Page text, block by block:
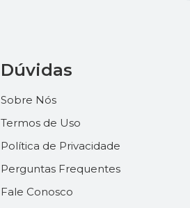
Dúvidas
Sobre Nós
Termos de Uso
Política de Privacidade
Perguntas Frequentes
Fale Conosco